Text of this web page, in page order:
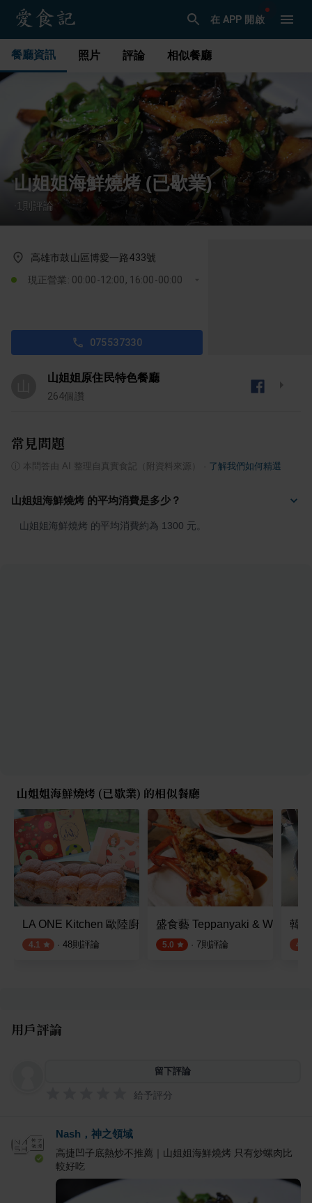
在 APP 開啟
餐廳資訊 照片 評論 相似餐廳
山姐姐海鮮燒烤 (已歇業)
1 則評論
高雄市鼓山區博愛一路433號
現正營業: 00:00-12:00, 16:00-00:00
075537330
山姐姐原住民特色餐廳
264個讚
常見問題
本問答由 AI 整理自真實食記（附資料來源） 了解我們如何精選
山姐姐海鮮燒烤 的平均消費是多少？
山姐姐海鮮燒烤 的平均消費約為 1300 元。
山姐姐海鮮燒烤 (已歇業) 的相似餐廳
LA ONE Kitchen 歐陸廚房 博愛店
4.1 · 48則評論
盛食藝 Teppanyaki & Wine
5.0 · 7則評論
韓
4.0
用戶評論
留下評論
給予評分
Nash，神之領域
高捷凹子底熱炒不推薦｜山姐姐海鮮燒烤 只有炒螺肉比
較好吃